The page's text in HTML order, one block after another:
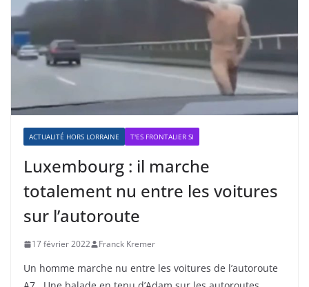
ACTUALITÉ HORS LORRAINE T'ES FRONTALIER SI
Luxembourg : il marche
totalement nu entre les voitures
sur l’autoroute
17 février 2022 Franck Kremer
Un homme marche nu entre les voitures de l’autoroute